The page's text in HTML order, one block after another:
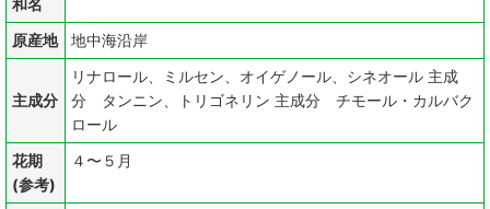
原産地 地中海沿岸
主成分
リナロール、ミルセン、オイゲノール、シネオール 主成
分 タンニン、トリゴネリン 主成分 チモール・カルバク
ロール
花期
(参考)
４〜５月